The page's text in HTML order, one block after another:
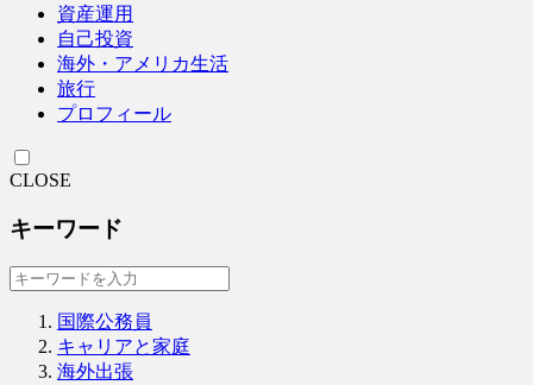
資産運用
自己投資
海外・アメリカ生活
旅行
プロフィール
CLOSE
キーワード
国際公務員
キャリアと家庭
海外出張